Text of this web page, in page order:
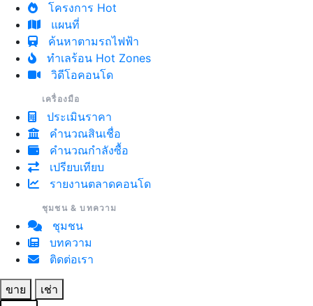
โครงการ Hot
แผนที่
ค้นหาตามรถไฟฟ้า
ทำเลร้อน Hot Zones
วิดีโอคอนโด
เครื่องมือ
ประเมินราคา
คำนวณสินเชื่อ
คำนวณกำลังซื้อ
เปรียบเทียบ
รายงานตลาดคอนโด
ชุมชน & บทความ
ชุมชน
บทความ
ติดต่อเรา
ขาย เช่า